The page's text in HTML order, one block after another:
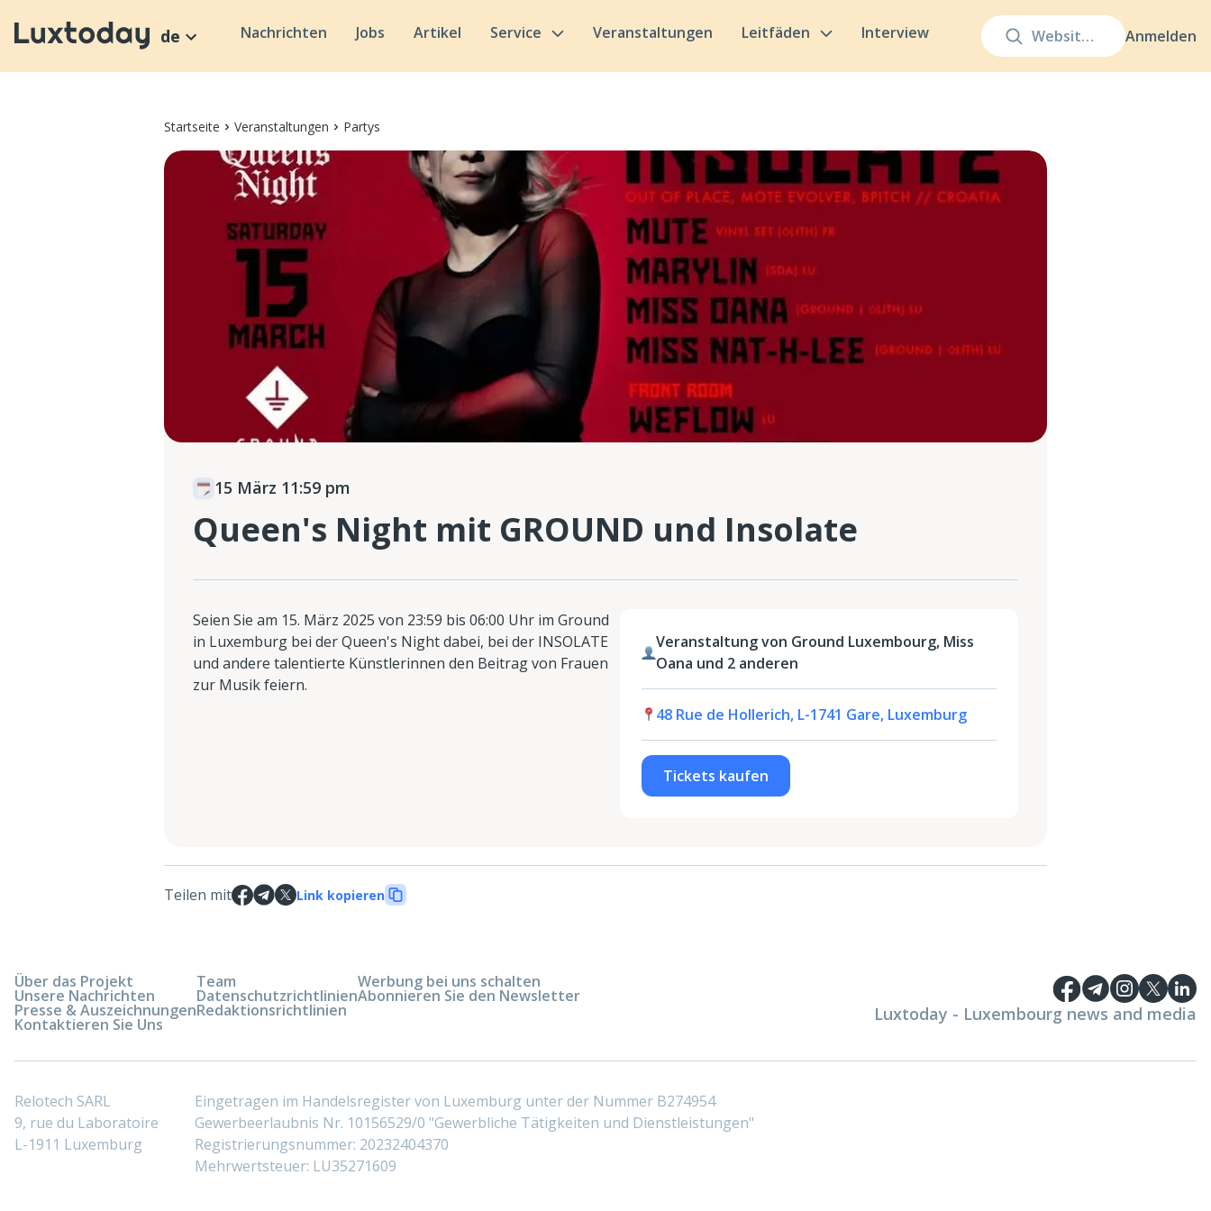
Anmelden
de Nachrichten Jobs Artikel Service Veranstaltungen Leitfäden Interview
Startseite Veranstaltungen Partys
15 März 11:59 pm
Queen's Night mit GROUND und Insolate
Seien Sie am 15. März 2025 von 23:59 bis 06:00 Uhr im Ground
in Luxemburg bei der Queen's Night dabei, bei der INSOLATE
und andere talentierte Künstlerinnen den Beitrag von Frauen
zur Musik feiern.
Veranstaltung von Ground Luxembourg, Miss
Oana und 2 anderen
48 Rue de Hollerich, L-1741 Gare, Luxemburg
Tickets kaufen
Teilen mit Link kopieren
Über das Projekt
Unsere Nachrichten
Presse & Auszeichnungen
Kontaktieren Sie Uns
Team
Datenschutzrichtlinien
Redaktionsrichtlinien
Werbung bei uns schalten
Abonnieren Sie den Newsletter
Luxtoday - Luxembourg news and media
Relotech SARL
9, rue du Laboratoire
L-1911 Luxemburg
Eingetragen im Handelsregister von Luxemburg unter der Nummer B274954
Gewerbeerlaubnis Nr. 10156529/0 "Gewerbliche Tätigkeiten und Dienstleistungen"
Registrierungsnummer: 20232404370
Mehrwertsteuer: LU35271609